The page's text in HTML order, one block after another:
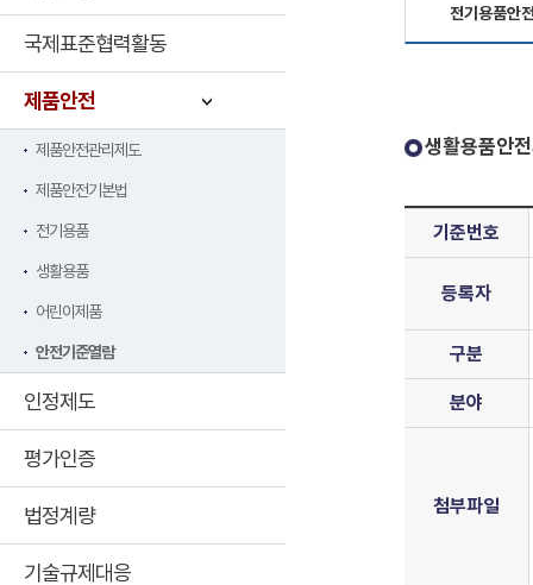
전기용품안
생활용품안
기준번호
등록자
구분
분야
첨부파일
국제표준협력활동
제품안전
제품안전관리제도
제품안전기본법
전기용품
생활용품
어린이제품
안전기준열람
인정제도
평가인증
법정계량
기술규제대응